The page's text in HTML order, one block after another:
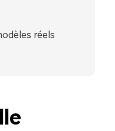
réels